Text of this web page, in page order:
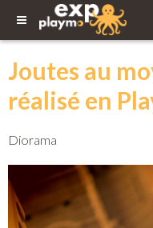
Joutes au
réalisé en
Diorama